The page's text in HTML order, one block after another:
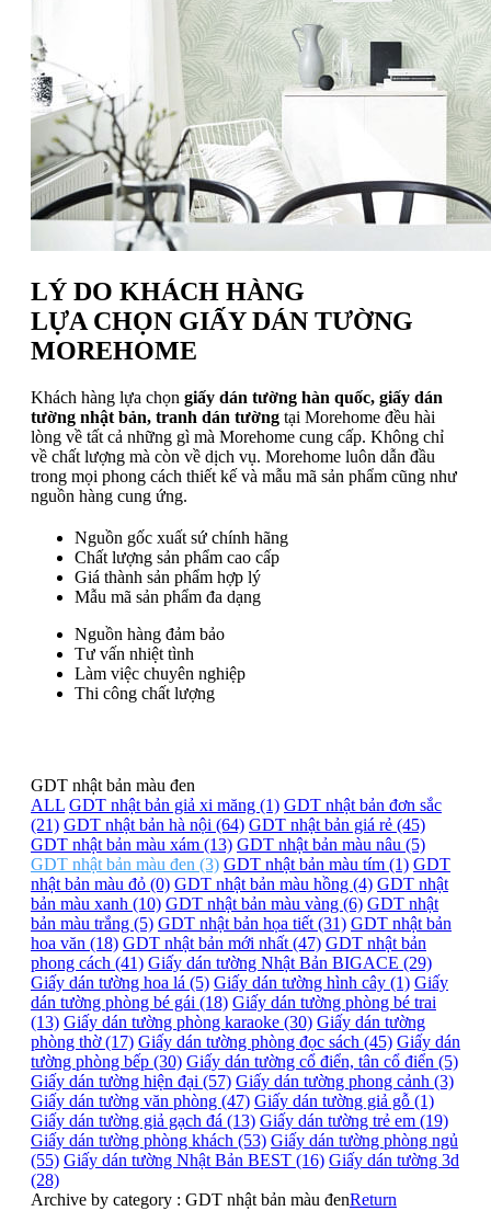
LÝ DO KHÁCH HÀNG
LỰA CHỌN GIẤY DÁN TƯỜNG
MOREHOME
Khách hàng lựa chọn giấy dán tường hàn quốc, giấy dán
tường nhật bản, tranh dán tường tại Morehome đều hài
lòng về tất cả những gì mà Morehome cung cấp. Không chỉ
về chất lượng mà còn về dịch vụ. Morehome luôn dẫn đầu
trong mọi phong cách thiết kế và mẫu mã sản phẩm cũng như
nguồn hàng cung ứng.
Nguồn gốc xuất sứ chính hãng
Chất lượng sản phẩm cao cấp
Giá thành sản phẩm hợp lý
Mẫu mã sản phẩm đa dạng
Nguồn hàng đảm bảo
Tư vấn nhiệt tình
Làm việc chuyên nghiệp
Thi công chất lượng
GDT nhật bản màu đen
ALL GDT nhật bản giả xi măng (1) GDT nhật bản đơn sắc
(21) GDT nhật bản hà nội (64) GDT nhật bản giá rẻ (45)
GDT nhật bản màu xám (13) GDT nhật bản màu nâu (5)
GDT nhật bản màu đen (3) GDT nhật bản màu tím (1) GDT
nhật bản màu đỏ (0) GDT nhật bản màu hồng (4) GDT nhật
bản màu xanh (10) GDT nhật bản màu vàng (6) GDT nhật
bản màu trắng (5) GDT nhật bản họa tiết (31) GDT nhật bản
hoa văn (18) GDT nhật bản mới nhất (47) GDT nhật bản
phong cách (41) Giấy dán tường Nhật Bản BIGACE (29)
Giấy dán tường hoa lá (5) Giấy dán tường hình cây (1) Giấy
dán tường phòng bé gái (18) Giấy dán tường phòng bé trai
(13) Giấy dán tường phòng karaoke (30) Giấy dán tường
phòng thờ (17) Giấy dán tường phòng đọc sách (45) Giấy dán
tường phòng bếp (30) Giấy dán tường cổ điển, tân cổ điển (5)
Giấy dán tường hiện đại (57) Giấy dán tường phong cảnh (3)
Giấy dán tường văn phòng (47) Giấy dán tường giả gỗ (1)
Giấy dán tường giả gạch đá (13) Giấy dán tường trẻ em (19)
Giấy dán tường phòng khách (53) Giấy dán tường phòng ngủ
(55) Giấy dán tường Nhật Bản BEST (16) Giấy dán tường 3d
(28)
Archive by category : GDT nhật bản màu đenReturn